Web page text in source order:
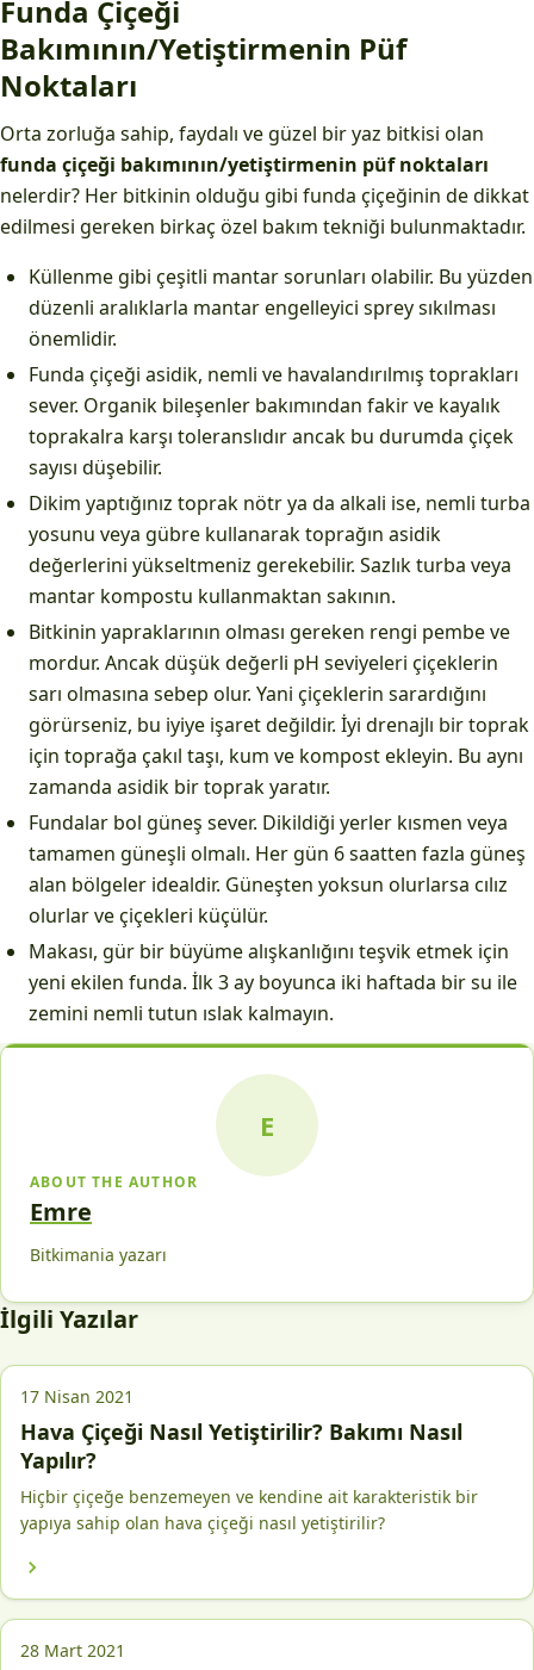
Funda Çiçeği
Bakımının/Yetiştirmenin Püf
Noktaları
Orta zorluğa sahip, faydalı ve güzel bir yaz bitkisi olan
funda çiçeği bakımının/yetiştirmenin püf noktaları
nelerdir? Her bitkinin olduğu gibi funda çiçeğinin de dikkat
edilmesi gereken birkaç özel bakım tekniği bulunmaktadır.
Küllenme gibi çeşitli mantar sorunları olabilir. Bu yüzden
düzenli aralıklarla mantar engelleyici sprey sıkılması
önemlidir.
Funda çiçeği asidik, nemli ve havalandırılmış toprakları
sever. Organik bileşenler bakımından fakir ve kayalık
toprakalra karşı toleranslıdır ancak bu durumda çiçek
sayısı düşebilir.
Dikim yaptığınız toprak nötr ya da alkali ise, nemli turba
yosunu veya gübre kullanarak toprağın asidik
değerlerini yükseltmeniz gerekebilir. Sazlık turba veya
mantar kompostu kullanmaktan sakının.
Bitkinin yapraklarının olması gereken rengi pembe ve
mordur. Ancak düşük değerli pH seviyeleri çiçeklerin
sarı olmasına sebep olur. Yani çiçeklerin sarardığını
görürseniz, bu iyiye işaret değildir. İyi drenajlı bir toprak
için toprağa çakıl taşı, kum ve kompost ekleyin. Bu aynı
zamanda asidik bir toprak yaratır.
Fundalar bol güneş sever. Dikildiği yerler kısmen veya
tamamen güneşli olmalı. Her gün 6 saatten fazla güneş
alan bölgeler idealdir. Güneşten yoksun olurlarsa cılız
olurlar ve çiçekleri küçülür.
Makası, gür bir büyüme alışkanlığını teşvik etmek için
yeni ekilen funda. İlk 3 ay boyunca iki haftada bir su ile
zemini nemli tutun ıslak kalmayın.
E
ABOUT THE AUTHOR
Emre
Bitkimania yazarı
İlgili Yazılar
17 Nisan 2021
Hava Çiçeği Nasıl Yetiştirilir? Bakımı Nasıl
Yapılır?
Hiçbir çiçeğe benzemeyen ve kendine ait karakteristik bir
yapıya sahip olan hava çiçeği nasıl yetiştirilir?
28 Mart 2021